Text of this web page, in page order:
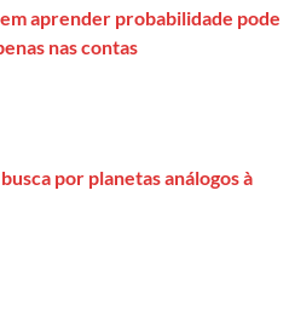
aprender probabilidade pode
nas contas
por planetas análogos à